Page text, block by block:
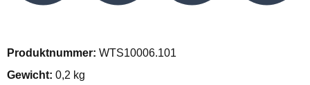
Produktnummer: WTS10006.101
Gewicht: 0,2 kg